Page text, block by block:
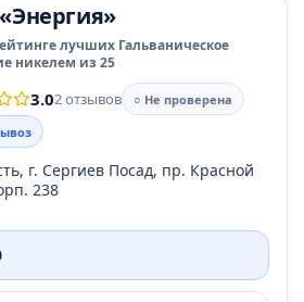
лучших Гальваническое
никелем из 25
3.02 отзывов
○ Не проверена
г. Сергиев Посад, пр. Красной
238